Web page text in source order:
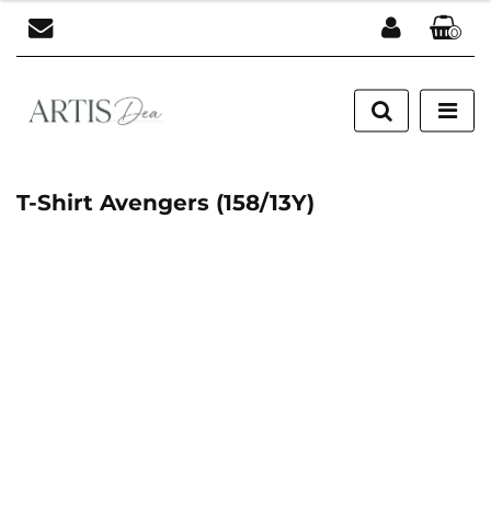
Zaloguj się
Zarejestruj się
0
T-Shirt Avengers (158/13Y)